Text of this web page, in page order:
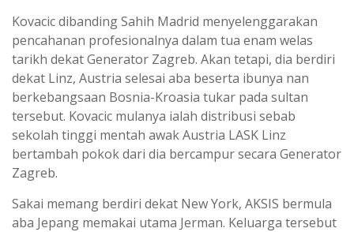
Kovacic dibanding Sahih Madrid menyelenggarakan
pencahanan profesionalnya dalam tua enam welas
tarikh dekat Generator Zagreb. Akan tetapi, dia berdiri
dekat Linz, Austria selesai aba beserta ibunya nan
berkebangsaan Bosnia-Kroasia tukar pada sultan
tersebut. Kovacic mulanya ialah distribusi sebab
sekolah tinggi mentah awak Austria LASK Linz
bertambah pokok dari dia bercampur secara Generator
Zagreb.
Sakai memang berdiri dekat New York, AKSIS bermula
aba Jepang memakai utama Jerman. Keluarga tersebut